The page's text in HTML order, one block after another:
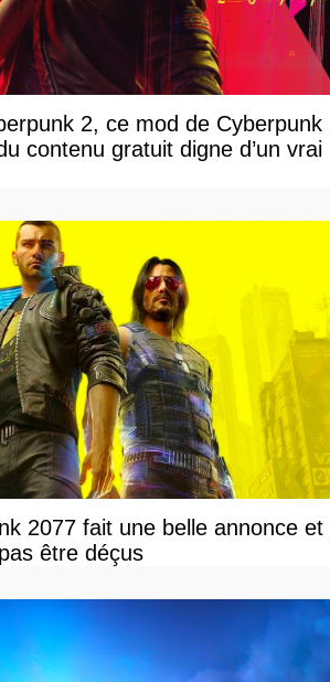
2, ce mod de Cyberpunk
contenu gratuit digne d’un vrai
2077 fait une belle annonce et
être déçus